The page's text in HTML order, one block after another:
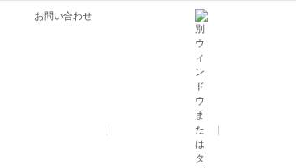
お問い合わせ